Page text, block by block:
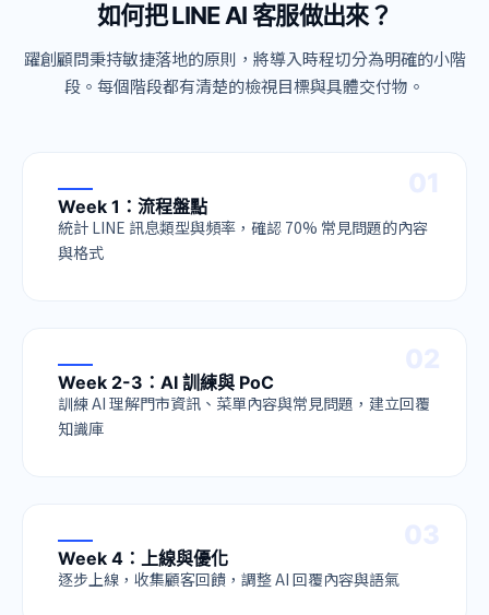
如何把 LINE AI 客服做出來？
躍創顧問秉持敏捷落地的原則，將導入時程切分為明確的小階
段。每個階段都有清楚的檢視目標與具體交付物。
Week 1：流程盤點
統計 LINE 訊息類型與頻率，確認 70% 常見問題的內容
與格式
Week 2-3：AI 訓練與 PoC
訓練 AI 理解門市資訊、菜單內容與常見問題，建立回覆
知識庫
Week 4：上線與優化
逐步上線，收集顧客回饋，調整 AI 回覆內容與語氣